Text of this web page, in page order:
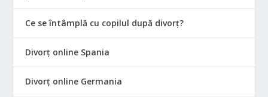
Ce se întâmplă cu copilul după divorț?
Divorț online Spania
Divorț online Germania